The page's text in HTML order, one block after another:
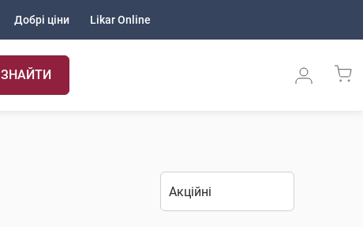
Добрі ціни Likar Online
ЗНАЙТИ